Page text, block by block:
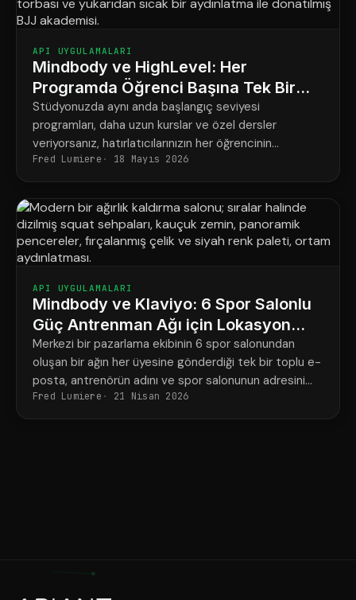
API UYGULAMALARI
Mindbody ve HighLevel: Her
Programda Öğrenci Başına Tek Bir
Net Program
Stüdyonuzda aynı anda başlangıç seviyesi
programları, daha uzun kurslar ve özel dersler
veriyorsanız, hatırlatıcılarınızın her öğrencinin
gerçekten ne için rezervasyon yaptırdığına uygun
şekilde ayarlanması şu şekildedir.
Fred Lumiere 18 Mayıs 2026
API UYGULAMALARI
Mindbody ve Klaviyo: 6 Spor Salonlu
Güç Antrenman Ağı için Lokasyon
Başına Pazarlama
Merkezi bir pazarlama ekibinin 6 spor salonundan
oluşan bir ağın her üyesine gönderdiği tek bir toplu e-
posta, antrenörün adını ve spor salonunun adresini
çoğu zaman yanlış yazıyor.
Fred Lumiere 21 Nisan 2026